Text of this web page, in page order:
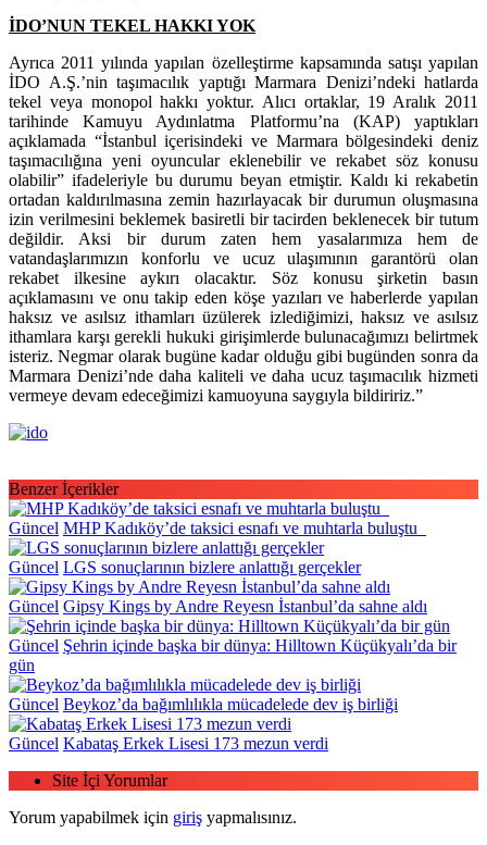
İDO’NUN TEKEL HAKKI YOK
Ayrıca 2011 yılında yapılan özelleştirme kapsamında satışı yapılan
İDO A.Ş.’nin taşımacılık yaptığı Marmara Denizi’ndeki hatlarda
tekel veya monopol hakkı yoktur. Alıcı ortaklar, 19 Aralık 2011
tarihinde Kamuyu Aydınlatma Platformu’na (KAP) yaptıkları
açıklamada “İstanbul içerisindeki ve Marmara bölgesindeki deniz
taşımacılığına yeni oyuncular eklenebilir ve rekabet söz konusu
olabilir” ifadeleriyle bu durumu beyan etmiştir. Kaldı ki rekabetin
ortadan kaldırılmasına zemin hazırlayacak bir durumun oluşmasına
izin verilmesini beklemek basiretli bir tacirden beklenecek bir tutum
değildir. Aksi bir durum zaten hem yasalarımıza hem de
vatandaşlarımızın konforlu ve ucuz ulaşımının garantörü olan
rekabet ilkesine aykırı olacaktır. Söz konusu şirketin basın
açıklamasını ve onu takip eden köşe yazıları ve haberlerde yapılan
haksız ve asılsız ithamları üzülerek izlediğimizi, haksız ve asılsız
ithamlara karşı gerekli hukuki girişimlerde bulunacağımızı belirtmek
isteriz. Negmar olarak bugüne kadar olduğu gibi bugünden sonra da
Marmara Denizi’nde daha kaliteli ve daha ucuz taşımacılık hizmeti
vermeye devam edeceğimizi kamuoyuna saygıyla bildiririz.”
Benzer İçerikler
Güncel MHP Kadıköy’de taksici esnafı ve muhtarla buluştu
Güncel LGS sonuçlarının bizlere anlattığı gerçekler
Güncel Gipsy Kings by Andre Reyesn İstanbul’da sahne aldı
Güncel Şehrin içinde başka bir dünya: Hilltown Küçükyalı’da bir
gün
Güncel Beykoz’da bağımlılıkla mücadelede dev iş birliği
Güncel Kabataş Erkek Lisesi 173 mezun verdi
Site İçi Yorumlar
Yorum yapabilmek için giriş yapmalısınız.